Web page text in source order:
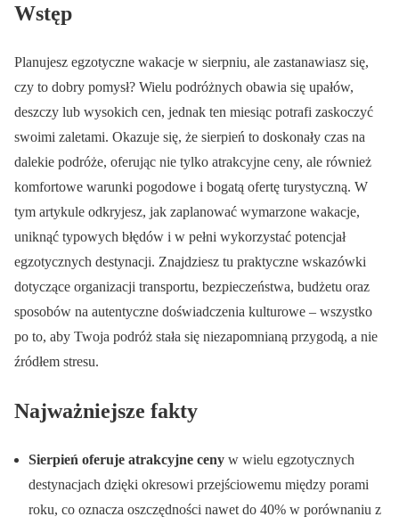
Wstęp
Planujesz egzotyczne wakacje w sierpniu, ale zastanawiasz się,
czy to dobry pomysł? Wielu podróżnych obawia się upałów,
deszczy lub wysokich cen, jednak ten miesiąc potrafi zaskoczyć
swoimi zaletami. Okazuje się, że sierpień to doskonały czas na
dalekie podróże, oferując nie tylko atrakcyjne ceny, ale również
komfortowe warunki pogodowe i bogatą ofertę turystyczną. W
tym artykule odkryjesz, jak zaplanować wymarzone wakacje,
uniknąć typowych błędów i w pełni wykorzystać potencjał
egzotycznych destynacji. Znajdziesz tu praktyczne wskazówki
dotyczące organizacji transportu, bezpieczeństwa, budżetu oraz
sposobów na autentyczne doświadczenia kulturowe – wszystko
po to, aby Twoja podróż stała się niezapomnianą przygodą, a nie
źródłem stresu.
Najważniejsze fakty
Sierpień oferuje atrakcyjne ceny w wielu egzotycznych
destynacjach dzięki okresowi przejściowemu między porami
roku, co oznacza oszczędności nawet do 40% w porównaniu z